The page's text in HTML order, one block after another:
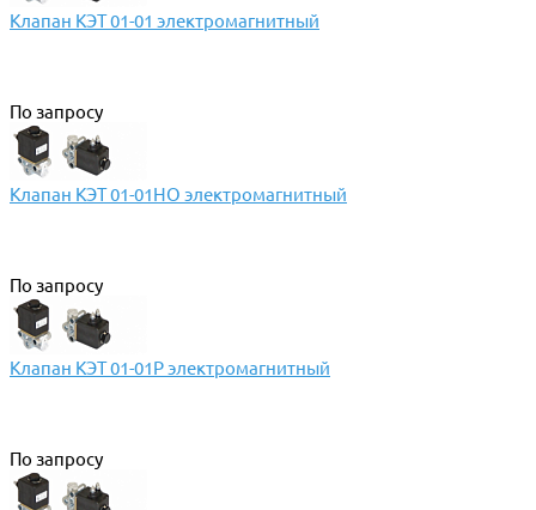
Клапан КЭТ 01-01 электромагнитный
По запросу
Клапан КЭТ 01-01НО электромагнитный
По запросу
Клапан КЭТ 01-01Р электромагнитный
По запросу